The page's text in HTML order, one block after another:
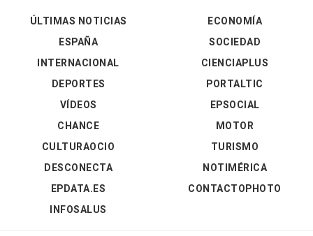
ÚLTIMAS NOTICIAS
ESPAÑA
INTERNACIONAL
DEPORTES
VÍDEOS
ECONOMÍA
SOCIEDAD
CIENCIAPLUS
PORTALTIC
EPSOCIAL
CHANCE
CULTURAOCIO
DESCONECTA
EPDATA.ES
INFOSALUS
MOTOR
TURISMO
NOTIMÉRICA
CONTACTOPHOTO